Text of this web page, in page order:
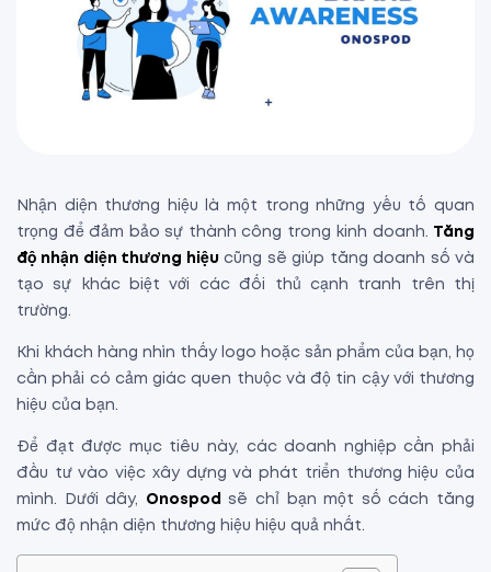
Nhận diện thương hiệu là một trong những yếu tố quan
trọng để đảm bảo sự thành công trong kinh doanh.
Tăng
độ nhận diện thương hiệu cũng sẽ giúp tăng doanh số và
tạo sự khác biệt với các đối thủ cạnh tranh trên thị
trường.
Khi khách hàng nhìn thấy logo hoặc sản phẩm của bạn, họ
cần phải có cảm giác quen thuộc và độ tin cậy với thương
hiệu của bạn.
Để đạt được mục tiêu này, các doanh nghiệp cần phải
đầu tư vào việc xây dựng và phát triển thương hiệu của
mình. Dưới dây, Onospod sẽ chỉ bạn một số cách tăng
mức độ nhận diện thương hiệu hiệu quả nhất.